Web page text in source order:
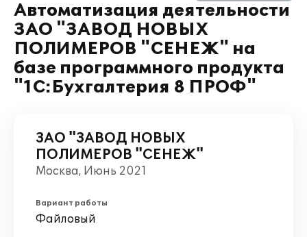
Автоматизация деятельности
ЗАО "ЗАВОД НОВЫХ
ПОЛИМЕРОВ "СЕНЕЖ" на
базе программного продукта
"1С:Бухгалтерия 8 ПРОФ"
ЗАО "ЗАВОД НОВЫХ
ПОЛИМЕРОВ "СЕНЕЖ"
Москва, Июнь 2021
Вариант работы
Файловый